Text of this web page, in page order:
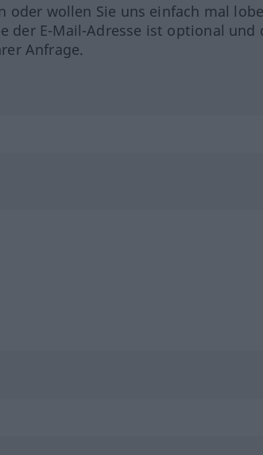
oder wollen Sie uns einfach mal
der E-Mail-Adresse ist optional und
Anfrage.